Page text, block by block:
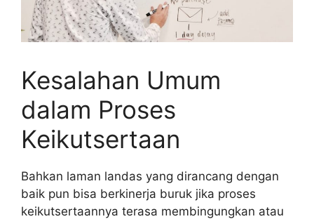
Kesalahan Umum
dalam Proses
Keikutsertaan
Bahkan laman landas yang dirancang dengan
baik pun bisa berkinerja buruk jika proses
keikutsertaannya terasa membingungkan atau